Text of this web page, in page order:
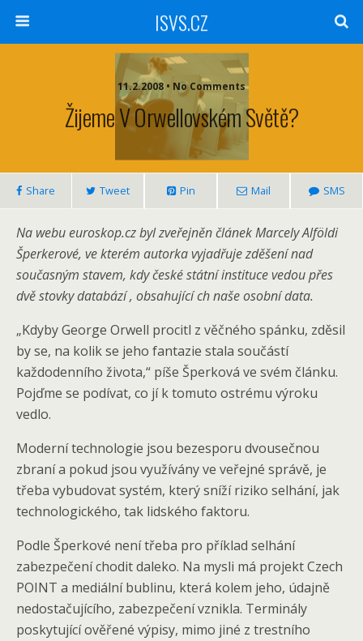
ISVS.CZ
11.2.2008 • No Comments
Žijeme V Orwellovském Světě?
Share Tweet Pin Mail SMS
Na webu euroskop.cz byl zveřejněn článek Marcely Alföldi
Šperkerové, ve kterém autorka vyjadřuje zděšení nad
současným stavem, kdy české státní instituce vedou přes
dvě stovky databází , obsahující ch naše osobní data.
„Kdyby George Orwell procitl z věčného spánku, zděsil
by se, na kolik se jeho fantazie stala součástí
každodenního života,“ píše Šperková ve svém článku.
Pojďme se podívat, co jí k tomuto ostrému výroku
vedlo.
Moderní technologie jsou bezesporu dvousečnou
zbraní a pokud jsou využívány ve veřejné správě, je
třeba vybudovat systém, který sníží riziko selhání, jak
technologického, tak lidského faktoru.
Podle Šperkové není třeba pro příklad selhání
zabezpečení chodit daleko. Na mysli má projekt Czech
POINT a mediální bublinu, která kolem jeho, údajně
nedostačujícího, zabezpečení vznikla. Terminály
poskytující ověřené výpisy, mimo jiné z trestního